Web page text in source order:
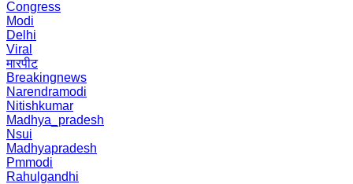
Congress
Modi
Delhi
Viral
मारपीट
Breakingnews
Narendramodi
Nitishkumar
Madhya_pradesh
Nsui
Madhyapradesh
Pmmodi
Rahulgandhi